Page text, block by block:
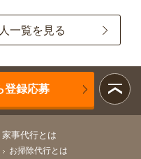
一覧を見る
登録応募
家事代行とは
お掃除代行とは